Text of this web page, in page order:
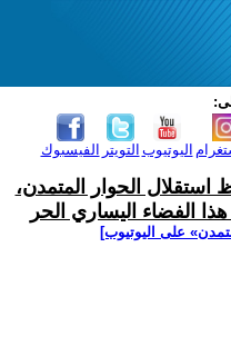
الفيسبوك التويتر اليوتيوب
استقلال الحوار المتمدن،
الفضاء اليساري الحر
على اليوتيوب]